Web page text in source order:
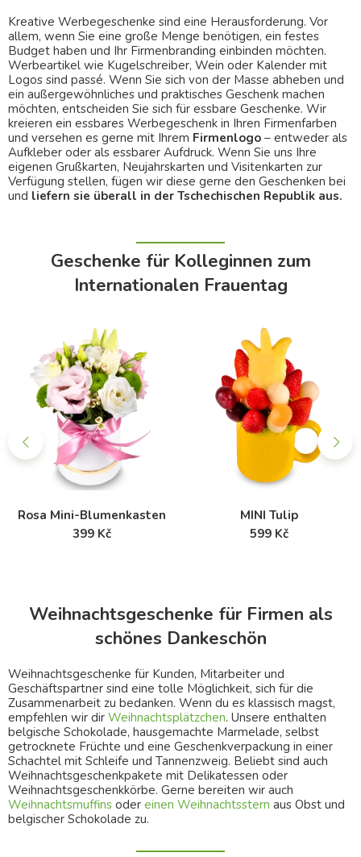
Kreative Werbegeschenke sind eine Herausforderung. Vor
allem, wenn Sie eine große Menge benötigen, ein festes
Budget haben und Ihr Firmenbranding einbinden möchten.
Werbeartikel wie Kugelschreiber, Wein oder Kalender mit
Logos sind passé. Wenn Sie sich von der Masse abheben und
ein außergewöhnliches und praktisches Geschenk machen
möchten, entscheiden Sie sich für essbare Geschenke. Wir
kreieren ein essbares Werbegeschenk in Ihren Firmenfarben
und versehen es gerne mit Ihrem Firmenlogo – entweder als
Aufkleber oder als essbarer Aufdruck. Wenn Sie uns Ihre
eigenen Grußkarten, Neujahrskarten und Visitenkarten zur
Verfügung stellen, fügen wir diese gerne den Geschenken bei
und liefern sie überall in der Tschechischen Republik aus.
Geschenke für Kolleginnen zum
Internationalen Frauentag
Rosa Mini-Blumenkasten
399 Kč
MINI Tulip
599 Kč
Weihnachtsgeschenke für Firmen als
schönes Dankeschön
Weihnachtsgeschenke für Kunden, Mitarbeiter und
Geschäftspartner sind eine tolle Möglichkeit, sich für die
Zusammenarbeit zu bedanken. Wenn du es klassisch magst,
empfehlen wir dir Weihnachtsplätzchen. Unsere enthalten
belgische Schokolade, hausgemachte Marmelade, selbst
getrocknete Früchte und eine Geschenkverpackung in einer
Schachtel mit Schleife und Tannenzweig. Beliebt sind auch
Weihnachtsgeschenkpakete mit Delikatessen oder
Weihnachtsgeschenkkörbe. Gerne bereiten wir auch
Weihnachtsmuffins oder einen Weihnachtsstern aus Obst und
belgischer Schokolade zu.